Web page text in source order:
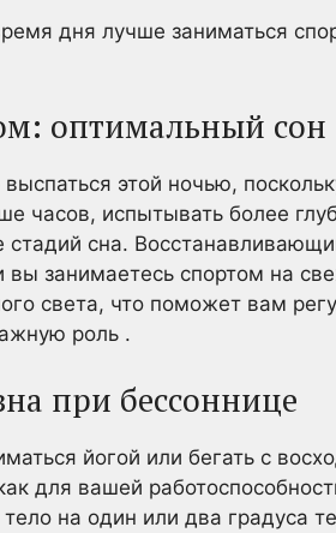
дня лучше заниматься
оптимальный сон
этой ночью,
часов, испытывать более
сна.
занимаетесь спортом на
света, что поможет вам
роль .
при бессоннице
йогой или бегать с
для вашей
на один или два градуса